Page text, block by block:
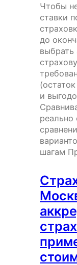
Чтобы
ставки
до
выбрать
и
реально
шагам